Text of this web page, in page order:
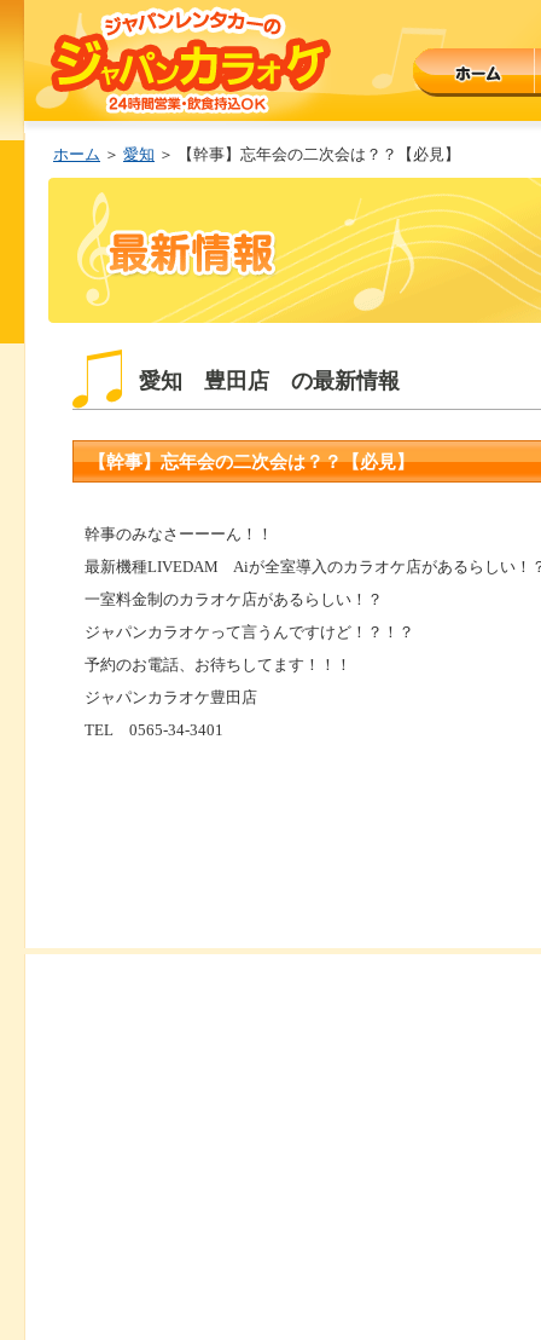
ホーム ＞ 愛知 ＞ 【幹事】忘年会の二次会は？？【必見】
愛知 豊田店 の最新情報
【幹事】忘年会の二次会は？？【必見】
幹事のみなさーーーん！！
最新機種LIVEDAM Aiが全室導入のカラオケ店があるらしい！
一室料金制のカラオケ店があるらしい！？
ジャパンカラオケって言うんですけど！？！？
予約のお電話、お待ちしてます！！！
ジャパンカラオケ豊田店
TEL 0565-34-3401